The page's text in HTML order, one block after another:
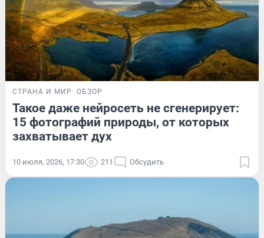
СТРАНА И МИР ОБЗОР
Такое даже нейросеть не сгенерирует:
15 фотографий природы, от которых
захватывает дух
10 июля, 2026, 17:30 211 Обсудить